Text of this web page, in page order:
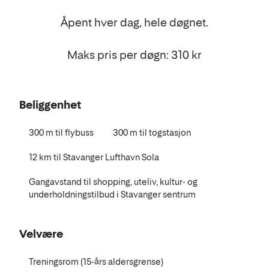
Åpent hver dag, hele døgnet.
Maks pris per døgn: 310 kr
Beliggenhet
300 m til flybuss 300 m til togstasjon
12 km til Stavanger Lufthavn Sola
Gangavstand til shopping, uteliv, kultur- og
underholdningstilbud i Stavanger sentrum
Velvære
Treningsrom (15-års aldersgrense)